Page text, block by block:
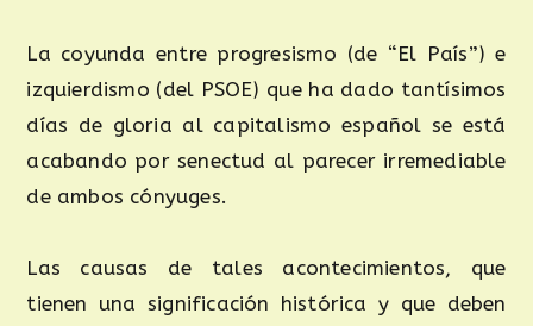
La coyunda entre progresismo (de “El País”) e
izquierdismo (del PSOE) que ha dado tantísimos
días de gloria al capitalismo español se está
acabando por senectud al parecer irremediable
de ambos cónyuges.
Las causas de tales acontecimientos, que
tienen una significación histórica y que deben